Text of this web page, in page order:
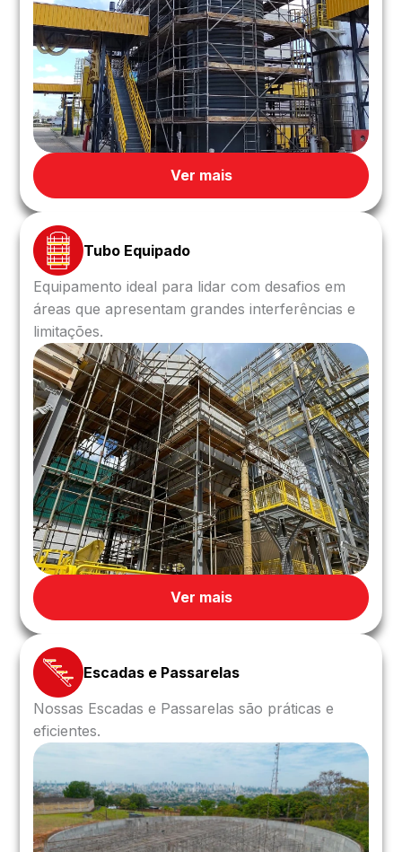
Ver mais
Tubo Equipado
Equipamento ideal para lidar com desafios em
áreas que apresentam grandes interferências e
limitações.
Ver mais
Escadas e Passarelas
Nossas Escadas e Passarelas são práticas e
eficientes.